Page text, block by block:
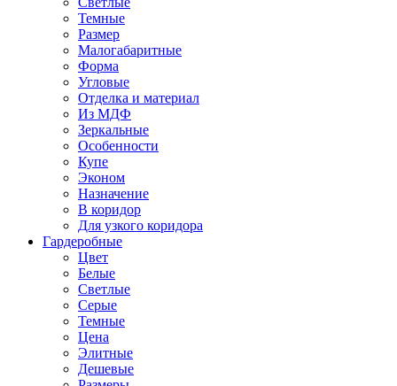
Темные
Размер
Малогабаритные
Форма
Угловые
Отделка и материал
Из МДФ
Зеркальные
Особенности
Купе
Эконом
Назначение
В коридор
Для узкого коридора
Гардеробные
Цвет
Белые
Светлые
Серые
Темные
Цена
Элитные
Дешевые